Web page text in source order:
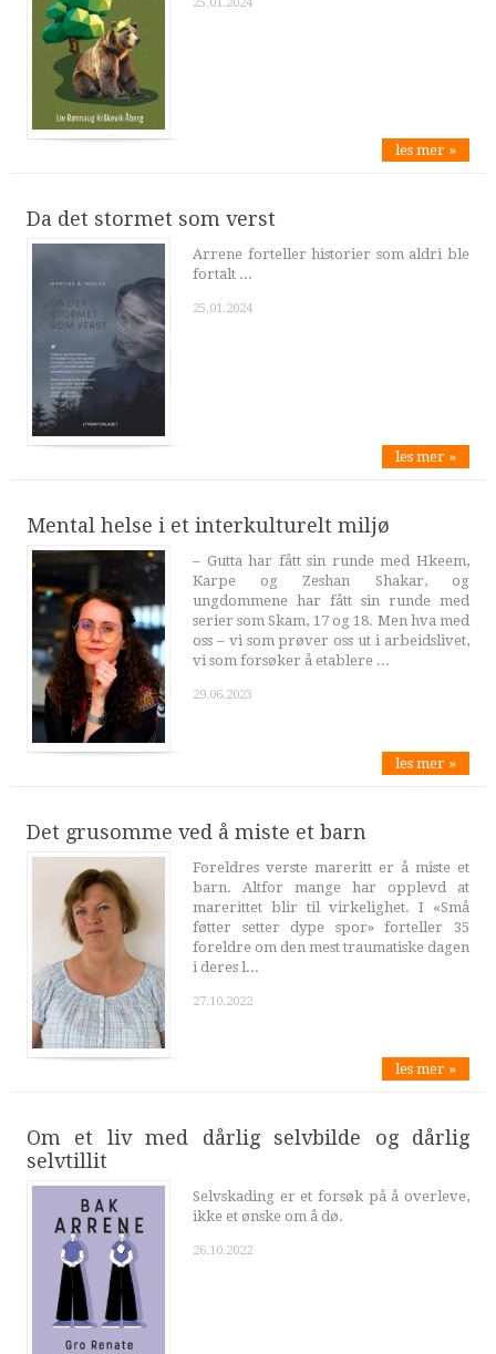
les mer »
Da det stormet som verst
Arrene forteller historier som aldri ble
fortalt ...
25.01.2024
les mer »
Mental helse i et interkulturelt miljø
– Gutta har fått sin runde med Hkeem,
Karpe og Zeshan Shakar, og
ungdommene har fått sin runde med
serier som Skam, 17 og 18. Men hva med
oss – vi som prøver oss ut i arbeidslivet,
vi som forsøker å etablere ...
29.06.2023
les mer »
Det grusomme ved å miste et barn
Foreldres verste mareritt er å miste et
barn. Altfor mange har opplevd at
marerittet blir til virkelighet. I «Små
føtter setter dype spor» forteller 35
foreldre om den mest traumatiske dagen
i deres l...
27.10.2022
les mer »
Om et liv med dårlig selvbilde og dårlig
selvtillit
Selvskading er et forsøk på å overleve,
ikke et ønske om å dø.
26.10.2022